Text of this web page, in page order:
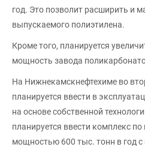
год. Это позволит расширить и
выпускаемого полиэтилена.
Кроме того, планируется
мощность завода
На Нижнекамскнефтехиме во
планируется ввести в
на основе собственной
планируется ввести комплекс
мощностью 600 тыс. тонн в год